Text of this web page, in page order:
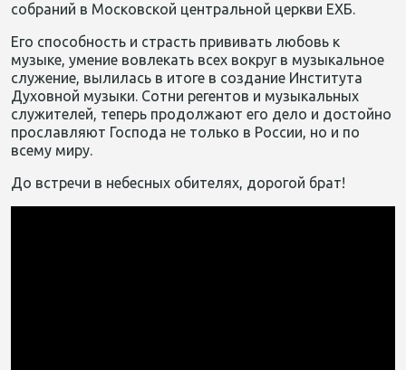
собраний в Московской центральной церкви ЕХБ.
Его способность и страсть прививать любовь к
музыке, умение вовлекать всех вокруг в музыкальное
служение, вылилась в итоге в создание Института
Духовной музыки. Сотни регентов и музыкальных
служителей, теперь продолжают его дело и достойно
прославляют Господа не только в России, но и по
всему миру.
До встречи в небесных обителях, дорогой брат!